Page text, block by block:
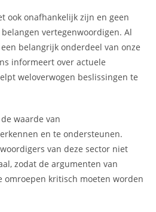
ook onafhankelijk zijn en geen
vertegenwoordigen. Al
belangrijk onderdeel van onze
informeert over actuele
weloverwogen beslissingen te
waarde van
en te ondersteunen.
van deze sector niet
zodat de argumenten van
omroepen kritisch moeten worden